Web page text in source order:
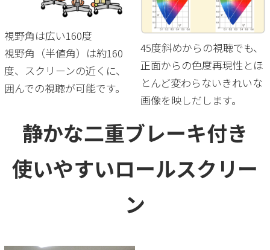
視野角は広い160度
視野角（半値角）は約160
度、スクリーンの近くに、
囲んでの視聴が可能です。
45度斜めからの視聴でも、
正面からの色度再現性とほ
とんど変わらないきれいな
画像を映しだします。
静かな二重ブレーキ付き
使いやすいロールスクリー
ン